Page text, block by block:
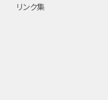
リンク集